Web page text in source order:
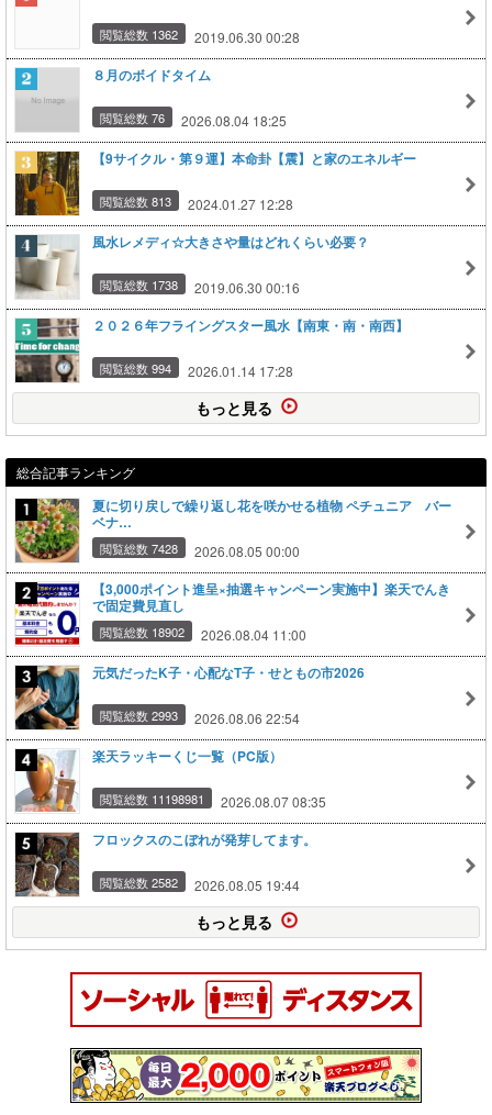
閲覧総数 1362 2019.06.30 00:28
８月のボイドタイム
閲覧総数 76 2026.08.04 18:25
【9サイクル・第９運】本命卦【震】と家のエネルギー
閲覧総数 813 2024.01.27 12:28
風水レメディ☆大きさや量はどれくらい必要？
閲覧総数 1738 2019.06.30 00:16
２０２６年フライングスター風水【南東・南・南西】
閲覧総数 994 2026.01.14 17:28
もっと見る
総合記事ランキング
夏に切り戻しで繰り返し花を咲かせる植物 ペチュニア バー
ベナ…
閲覧総数 7428 2026.08.05 00:00
【3,000ポイント進呈×抽選キャンペーン実施中】楽天でんき
で固定費見直し
閲覧総数 18902 2026.08.04 11:00
元気だったK子・心配なT子・せともの市2026
閲覧総数 2993 2026.08.06 22:54
楽天ラッキーくじ一覧（PC版）
閲覧総数 11198981 2026.08.07 08:35
フロックスのこぼれが発芽してます。
閲覧総数 2582 2026.08.05 19:44
もっと見る